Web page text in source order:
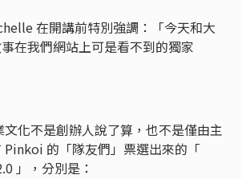
在開講前特別強調：「今天和大
在我們網站上可是看不到的獨家
化不是創辦人說了算，也不是僅由主
Pinkoi 的「隊友們」票選出來的「
」，分別是：